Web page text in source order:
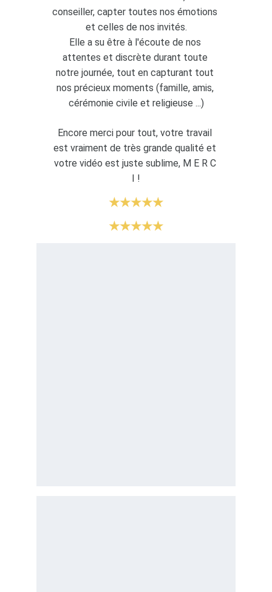
★★★★★
★★★★★
conseiller, capter toutes nos émotions
et celles de nos invités.
Elle a su être à l'écoute de nos
attentes et discrète durant toute
notre journée, tout en capturant tout
nos précieux moments (famille, amis,
cérémonie civile et religieuse ...)
Encore merci pour tout, votre travail
est vraiment de très grande qualité et
votre vidéo est juste sublime, M E R C
I !